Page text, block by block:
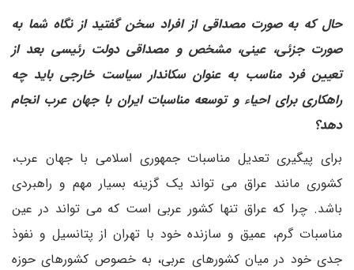
حال که به صورت مصداقی از افراد سخن گفتید از نگاه شما به
صورت جزئی، عینی، مشخص و مصداقی دولت رئیسی بعد از
تعیین فرد مناسب به عنوان سکاندار سیاست خارجی باید چه
راهکاری برای احیاء و توسعه مناسبات ایران با جهان عرب انجام
دهد؟
برای پیگیری تعدیل مناسبات جمهوری اسلامی با جهان عرب،
کشوری مانند عراق می تواند یک گزینه بسیار مهم و راهبردی
باشد. چرا که عراق تنها کشور عربی است که می تواند در عین
مناسبات گرم، عمیق و سازنده خود با تهران از پتانسیل و نفوذ
جدی خود در میان کشورهای عربی، به خصوص کشورهای حوزه